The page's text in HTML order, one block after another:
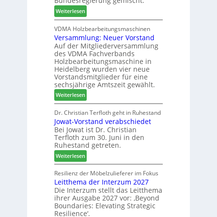
6
c
h
e
r
z
a
h
l
e
n
t
h
i
l
t
b
e
i
P
r
o
u
k
t
s
u
c
e
Weiterlesen:
H
D
H
f
o
r
d
e
r
t
N
a
c
h
b
e
s
e
r
u
n
g
VDMA Holzbearbeitungsmaschinen
Versammlung: Neuer Vorstand
Auf der Mitgliederversammlung
des VDMA Fachverbands
Holzbearbeitungsmaschine in
Heidelberg wurden vier neue
Vorstandsmitglieder für eine
sechsjährige Amtszeit gewählt.
Weiterlesen:
V
e
r
s
a
m
m
l
u
n
g
:
N
Dr. Christian Terfloth geht in Ruhestand
Jowat-Vorstand verabschiedet
Bei Jowat ist Dr. Christian
Terfloth zum 30. Juni in den
Ruhestand getreten.
Weiterlesen:
J
o
w
a
t
-
Resilienz der Möbelzulieferer im Fokus
Leitthema der Interzum 2027
Die Interzum stellt das Leitthema
ihrer Ausgabe 2027 vor: ‚Beyond
Boundaries: Elevating Strategic
Resilience‘.